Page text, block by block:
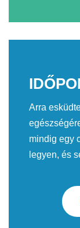
Arra
mindig egy
legyen, és